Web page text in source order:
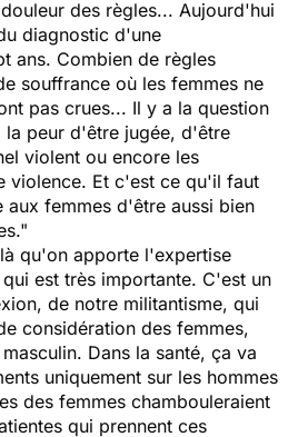
des règles... Aujourd'hui
diagnostic d'une
ans. Combien de règles
souffrance où les femmes ne
pas crues... Il y a la question
la peur d'être jugée, d'être
violent ou encore les
violence. Et c'est ce qu'il faut
femmes d'être aussi bien
qu'on apporte l'expertise
est très importante. C'est un
de notre militantisme, qui
considération des femmes,
Dans la santé, ça va
uniquement sur les hommes
des femmes chambouleraient
qui prennent ces